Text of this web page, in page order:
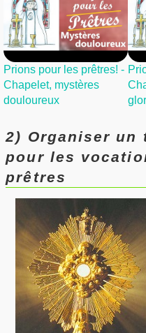
Prions pour les prêtres! -
Chapelet, mystères
douloureux
2) Organiser un
pour les
prêtres